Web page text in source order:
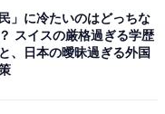
民」に冷たいのはどっちな
スイスの厳格過ぎる学歴
、日本の曖昧過ぎる外国